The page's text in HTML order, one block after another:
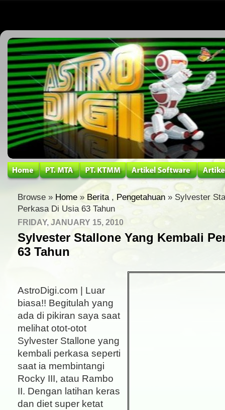
Browse » Home » Berita , Pengetahuan » Sylvester
Perkasa Di Usia 63 Tahun
FRIDAY, JANUARY 15, 2010
Sylvester Stallone Yang Kembali
63 Tahun
AstroDigi.com | Luar
biasa!! Begitulah yang
ada di pikiran saya saat
melihat otot-otot
Sylvester Stallone yang
kembali perkasa seperti
saat ia membintangi
Rocky III, atau Rambo
II. Dengan latihan keras
dan diet super ketat